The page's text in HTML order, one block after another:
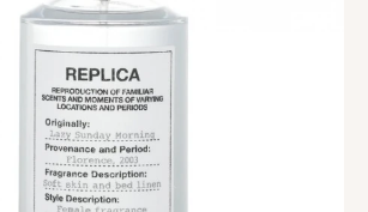
VERONIQUE
GABAI
Versace
Vertus